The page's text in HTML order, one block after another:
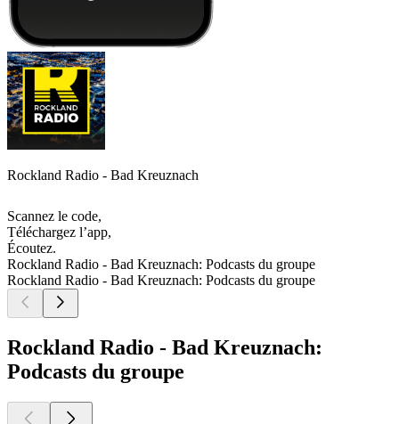
Rockland Radio - Bad Kreuznach
Scannez le code,
Téléchargez l’app,
Écoutez.
Rockland Radio - Bad Kreuznach: Podcasts du groupe
Rockland Radio - Bad Kreuznach: Podcasts du groupe
Rockland Radio - Bad Kreuznach:
Podcasts du groupe